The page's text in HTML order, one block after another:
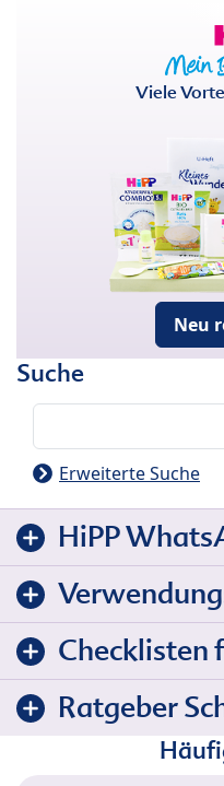
Viele
Neu
Suche
Erweiterte Suche
HiPP
Checklisten
Ratgeber